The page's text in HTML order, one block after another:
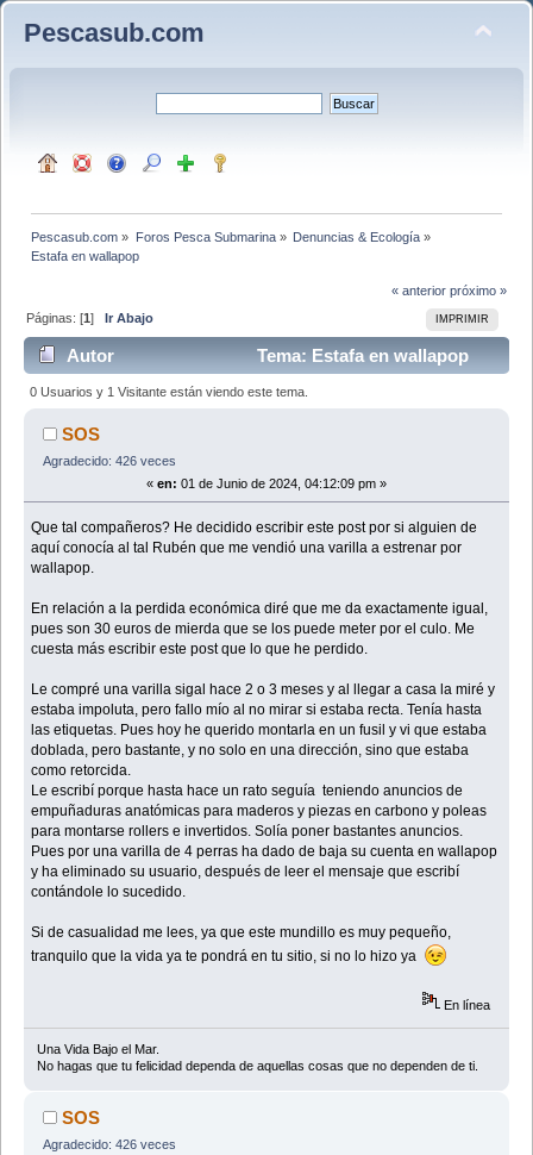
Pescasub.com
Pescasub.com » Foros Pesca Submarina» Denuncias & Ecología»
Estafa en wallapop
« anterior próximo »
IMPRIMIR
Páginas: [1]Ir Abajo
Autor
Tema: Estafa en wallapop
(Leído 8553 veces)
0 Usuarios y 1 Visitante están viendo este tema.
SOS
Agradecido: 426 veces
« en: 01 de Junio de 2024, 04:12:09 pm »
Que tal compañeros? He decidido escribir este post por si alguien de
aquí conocía al tal Rubén que me vendió una varilla a estrenar por
wallapop.
En relación a la perdida económica diré que me da exactamente igual,
pues son 30 euros de mierda que se los puede meter por el culo. Me
cuesta más escribir este post que lo que he perdido.
Le compré una varilla sigal hace 2 o 3 meses y al llegar a casa la miré y
estaba impoluta, pero fallo mío al no mirar si estaba recta. Tenía hasta
las etiquetas. Pues hoy he querido montarla en un fusil y vi que estaba
doblada, pero bastante, y no solo en una dirección, sino que estaba
como retorcida.
Le escribí porque hasta hace un rato seguía teniendo anuncios de
empuñaduras anatómicas para maderos y piezas en carbono y poleas
para montarse rollers e invertidos. Solía poner bastantes anuncios.
Pues por una varilla de 4 perras ha dado de baja su cuenta en wallapop
y ha eliminado su usuario, después de leer el mensaje que escribí
contándole lo sucedido.
Si de casualidad me lees, ya que este mundillo es muy pequeño,
tranquilo que la vida ya te pondrá en tu sitio, si no lo hizo ya
En línea
Una Vida Bajo el Mar.
No hagas que tu felicidad dependa de aquellas cosas que no dependen de ti.
SOS
Agradecido: 426 veces